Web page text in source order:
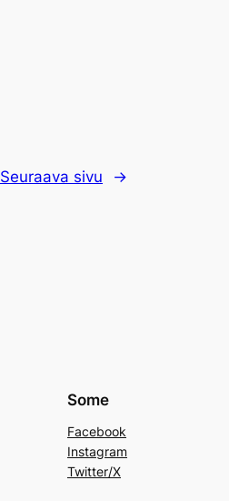
Seuraava sivu →
Some
Facebook
Instagram
Twitter/X